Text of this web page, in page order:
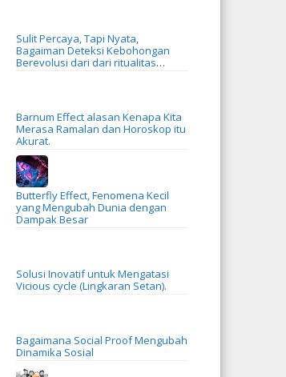
Sulit Percaya, Tapi Nyata,
Bagaiman Deteksi Kebohongan
Berevolusi dari dari ritualitas
Barnum Effect alasan Kenapa Kita
Merasa Ramalan dan Horoskop itu
Akurat.
Butterfly Effect, Fenomena Kecil
yang Mengubah Dunia dengan
Dampak Besar
Solusi Inovatif untuk Mengatasi
Vicious cycle (Lingkaran Setan).
Bagaimana Social Proof Mengubah
Dinamika Sosial